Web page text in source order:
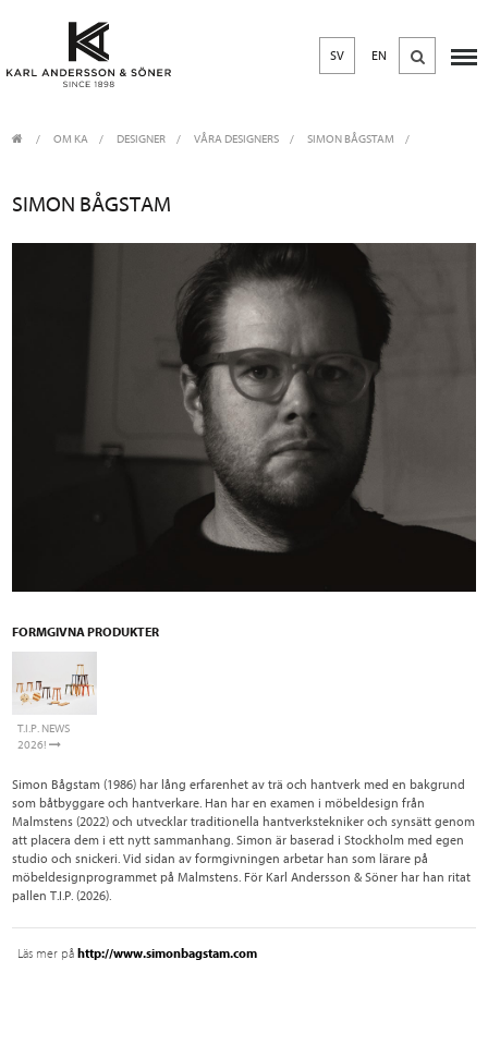
SV EN
OM KA / DESIGNER / VÅRA DESIGNERS SIMON BÅGSTAM
SIMON BÅGSTAM
FORMGIVNA PRODUKTER
T.I.P. NEWS
2026!
Simon Bågstam (1986) har lång erfarenhet av trä och hantverk med en bakgrund
som båtbyggare och hantverkare. Han har en examen i möbeldesign från
Malmstens (2022) och utvecklar traditionella hantverkstekniker och synsätt genom
att placera dem i ett nytt sammanhang. Simon är baserad i Stockholm med egen
studio och snickeri. Vid sidan av formgivningen arbetar han som lärare på
möbeldesignprogrammet på Malmstens. För Karl Andersson & Söner har han ritat
pallen T.I.P. (2026).
Läs mer på http://www.simonbagstam.com